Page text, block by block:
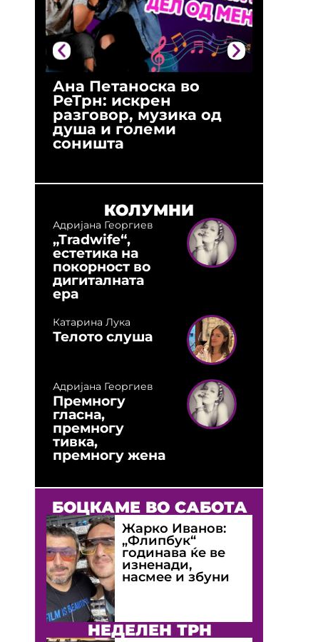
Ана Петаноска во
РеТрн: искрен
разговор, музика од
душа и големи
соништа
КОЛУМНИ
Адријана Георгиев
„Tradwife“,
естетика на
покорност во
дигиталната
ера
Катарина Лука
Телото слуша
Адријана Георгиев
Премногу
гласна,
премногу
тивка,
премногу жена
БОЦКАМЕ ВО САБОТА
Жарко Иванов:
„Флипбук“
годинава ќе ве
изненади,
насмее и збуни
НЕДЕЛЕН ТРН